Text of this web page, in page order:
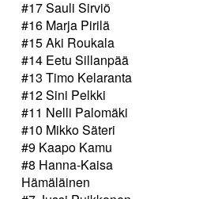
#17 Sauli Sirviö
#16 Marja Pirilä
#15 Aki Roukala
#14 Eetu Sillanpää
#13 Timo Kelaranta
#12 Sini Pelkki
#11 Nelli Palomäki
#10 Mikko Säteri
#9 Kaapo Kamu
#8 Hanna-Kaisa
Hämäläinen